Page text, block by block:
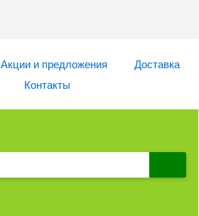
Акции и предложения
Доставка
Контакты